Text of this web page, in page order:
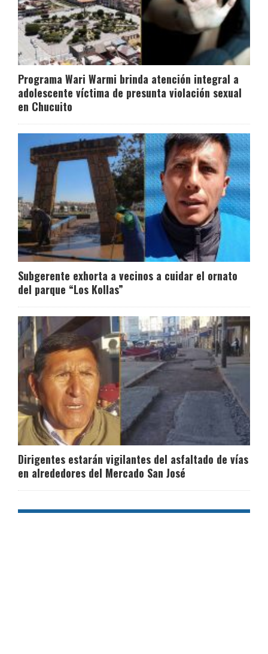
Programa Wari Warmi brinda atención integral a
adolescente víctima de presunta violación sexual
en Chucuito
Subgerente exhorta a vecinos a cuidar el ornato
del parque “Los Kollas”
Dirigentes estarán vigilantes del asfaltado de vías
en alrededores del Mercado San José